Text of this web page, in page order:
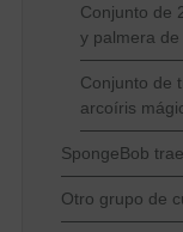
Conjunto de
y palmera
Conjunto de
arcoíris
SpongeBob
Otro grupo de